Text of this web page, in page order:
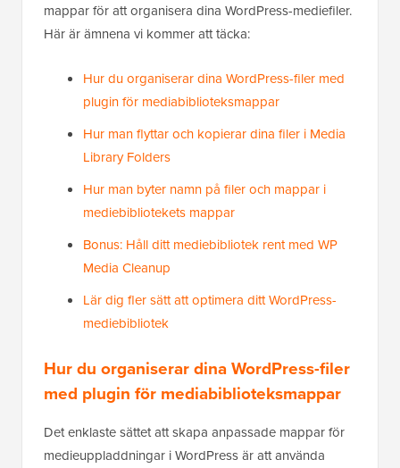
mappar för att organisera dina WordPress-mediefiler.
Här är ämnena vi kommer att täcka:
Hur du organiserar dina WordPress-filer med
plugin för mediabiblioteksmappar
Hur man flyttar och kopierar dina filer i Media
Library Folders
Hur man byter namn på filer och mappar i
mediebibliotekets mappar
Bonus: Håll ditt mediebibliotek rent med WP
Media Cleanup
Lär dig fler sätt att optimera ditt WordPress-
mediebibliotek
Hur du organiserar dina WordPress-filer
med plugin för mediabiblioteksmappar
Det enklaste sättet att skapa anpassade mappar för
medieuppladdningar i WordPress är att använda